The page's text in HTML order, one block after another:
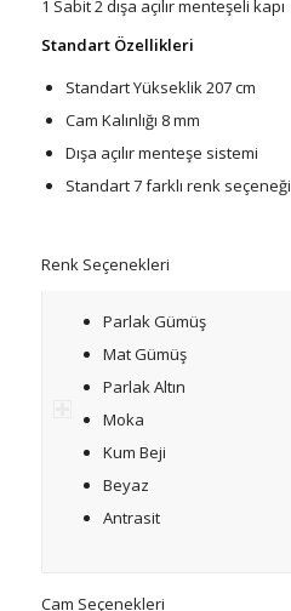
1 Sabit 2 dışa açılır menteşeli kapı
Standart Özellikleri
Standart Yükseklik 207 cm
Cam Kalınlığı 8 mm
Dışa açılır menteşe sistemi
Standart 7 farklı renk seçeneği
Renk Seçenekleri
Parlak Gümüş
Mat Gümüş
Parlak Altın
Moka
Kum Beji
Beyaz
Antrasit
Cam Seçenekleri